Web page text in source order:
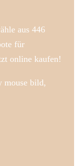
aus 446
für
online kaufen!
mouse bild,